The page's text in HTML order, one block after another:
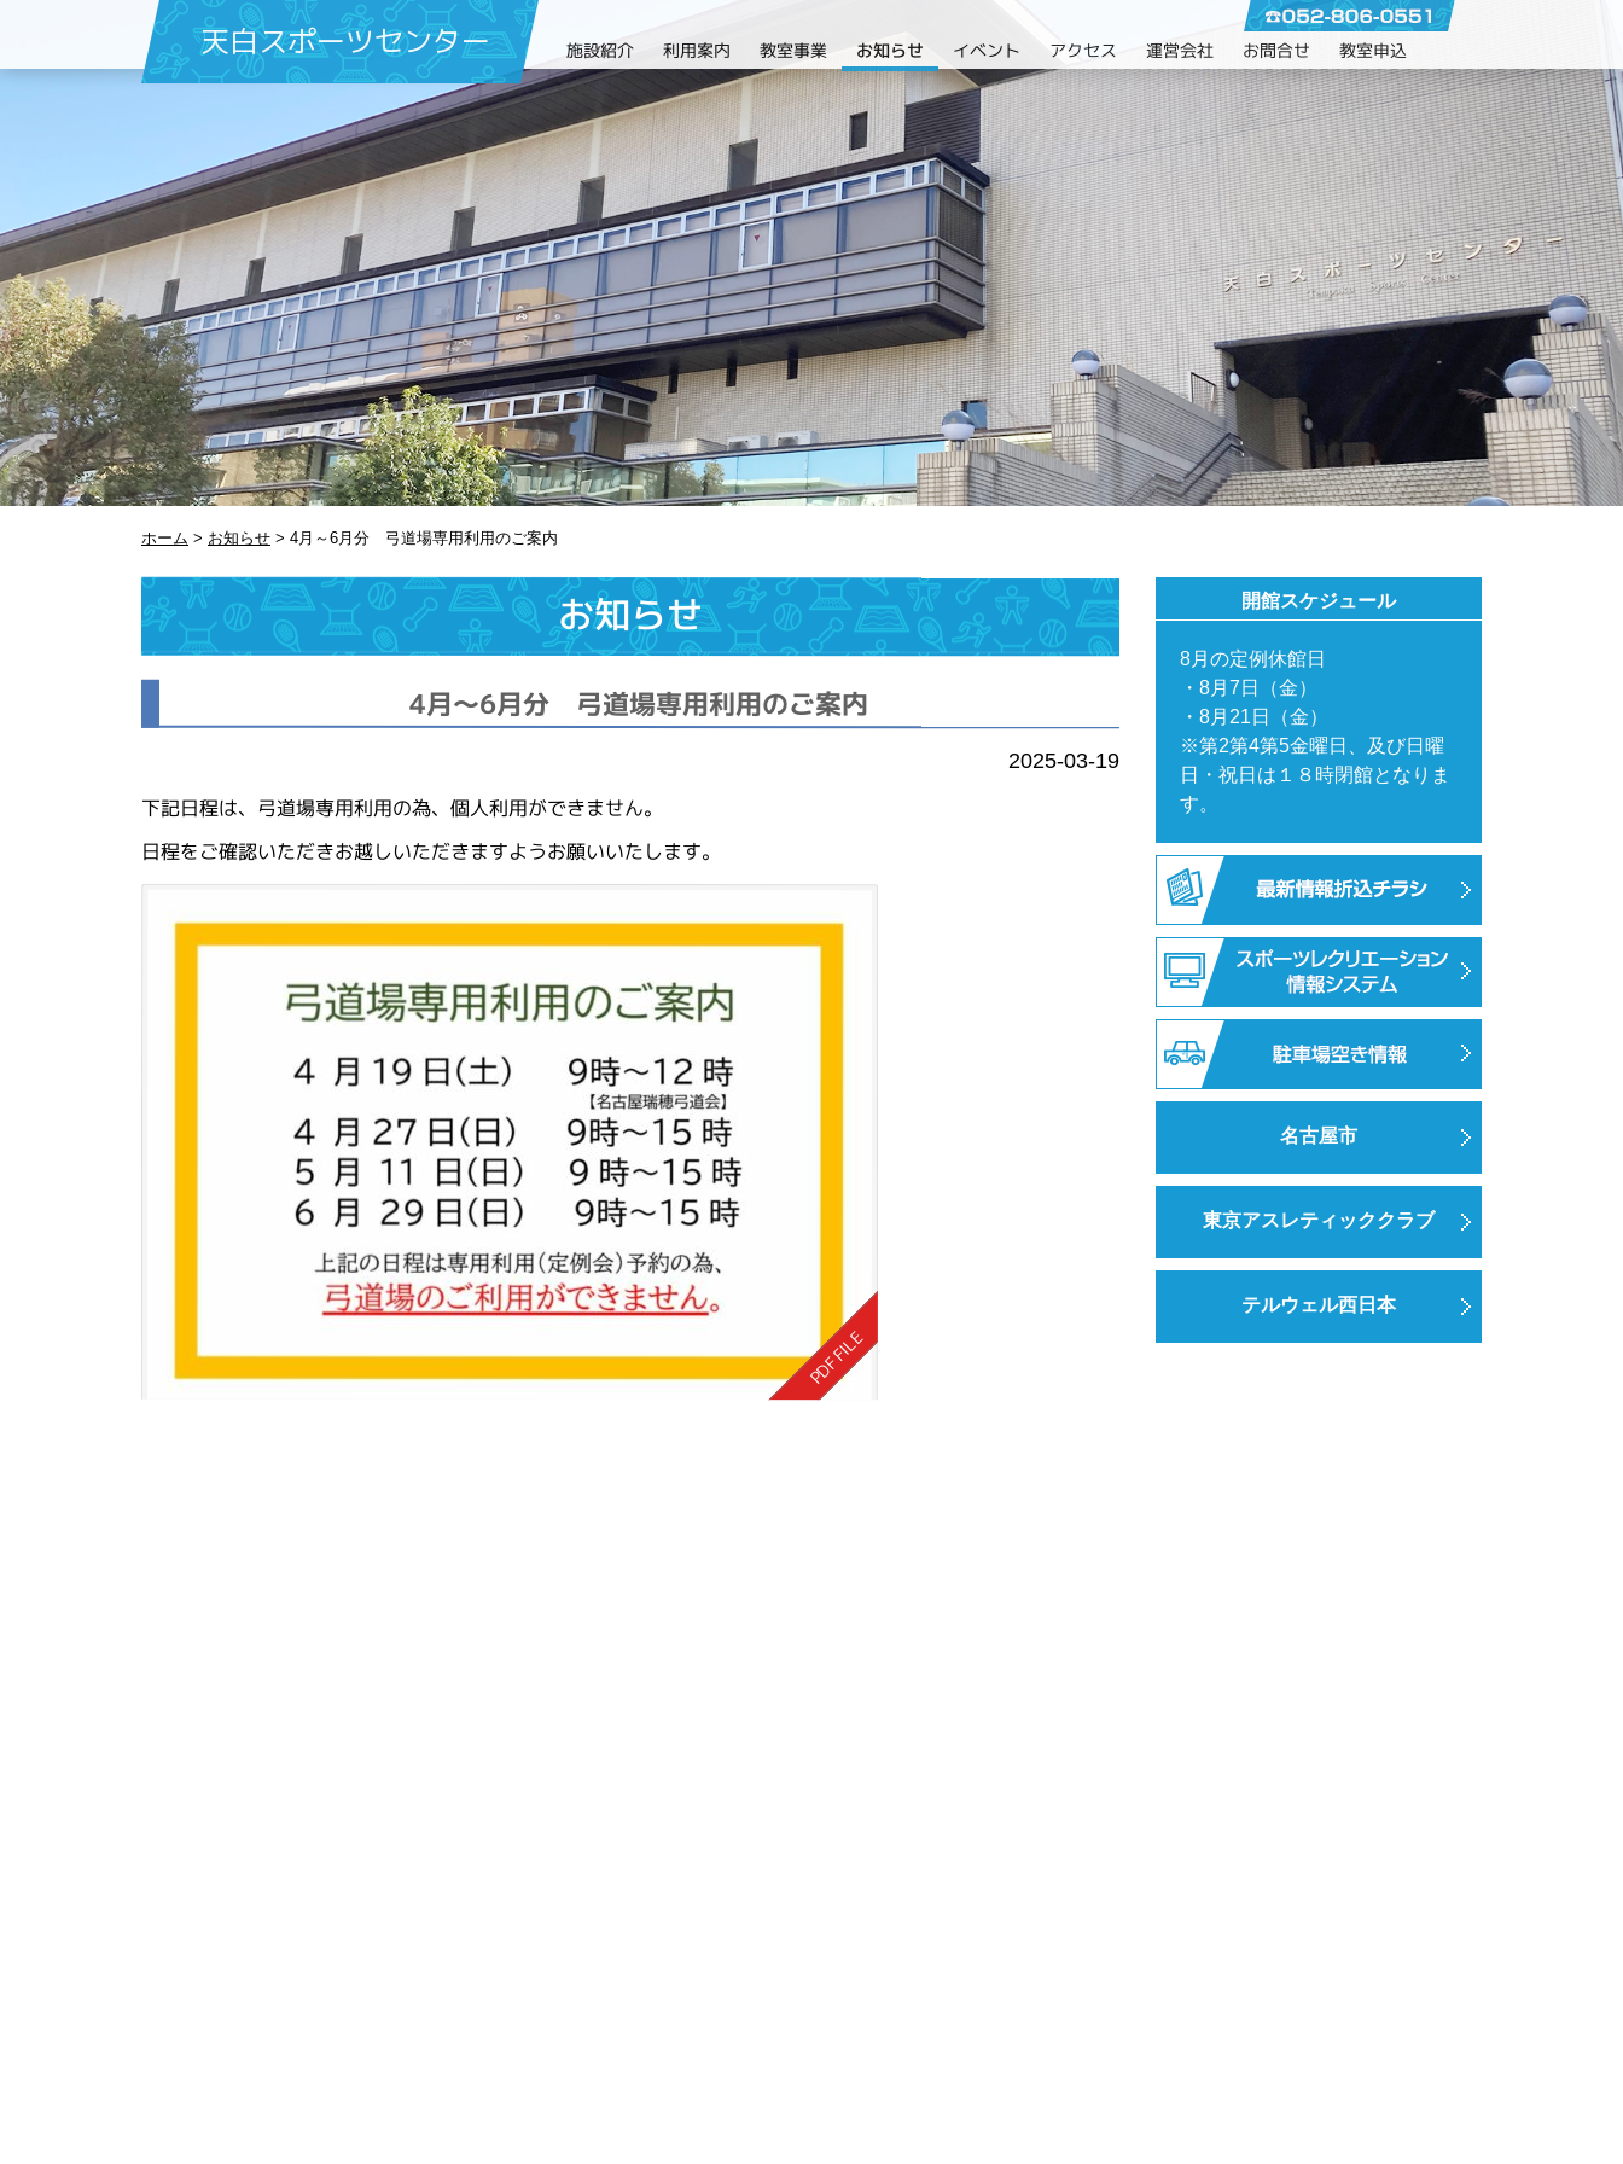
天白スポーツセンター 施設紹介 利用案内 教室事業 お知らせ イベント アクセス 運営会社 お問合せ 教室申込
ホーム > お知らせ > 4月～6月分 弓道場専用利用のご案内
お知らせ
4月～6月分 弓道場専用利用のご案内
2025-03-19
下記日程は、弓道場専用利用の為、個人利用ができません。
日程をご確認いただきお越しいただきますようお願いいたします。
開館スケジュール
8月の定例休館日
・8月7日（金）
・8月21日（金）
※第2第4第5金曜日、及び日曜
日・祝日は１８時閉館となりま
す。
名古屋市
東京アスレティッククラブ
テルウェル西日本